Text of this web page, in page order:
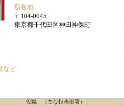
所在地
〒104-0045
東京都千代田区神田神保町
など
役職 （主な担当部署）